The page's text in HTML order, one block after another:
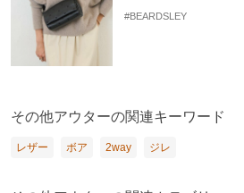
#BEARDSLEY
その他アウターの関連キーワード
レザー ボア 2way ジレ